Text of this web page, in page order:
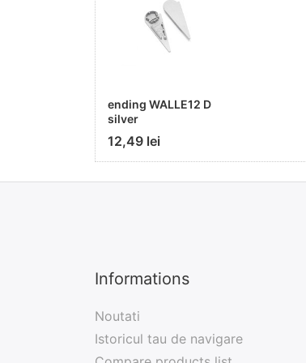
ending WALLE12 D
silver
12,49 lei
Informations
Noutati
Istoricul tau de navigare